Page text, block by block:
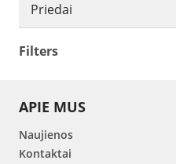
Priedai
Filters
APIE MUS
Naujienos
Kontaktai